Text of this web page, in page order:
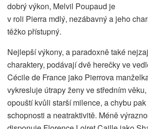
dobrý výkon, Melvil Poupaud je
v roli Pierra mdlý, nezábavný a jeho
těžko přístupný.
Nejlepší výkony, a paradoxně také
charaktery, podávají dvě herečky ve
Cécile de France jako Pierrova
vykresluje útrapy ženy ve středním
opouští kvůli starší milence, a chybu
schopnosti a neatraktivitě. Méně